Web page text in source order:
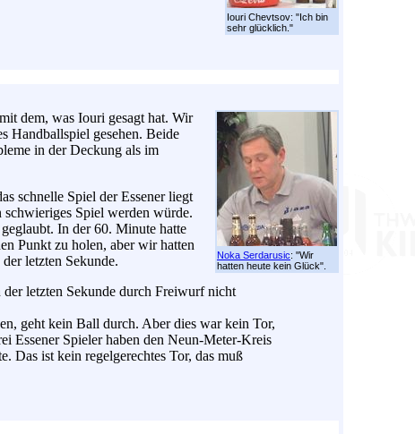
Iouri Chevtsov: "Ich bin
sehr glücklich."
Noka Serdarusic: "Wir
hatten heute kein Glück".
dem, was Iouri gesagt hat. Wir
Handballspiel gesehen. Beide
in der Deckung als im
schnelle Spiel der Essener liegt
Spiel werden würde.
In der 60. Minute hatte
Punkt zu holen, aber wir hatten
letzten Sekunde.
letzten Sekunde durch Freiwurf nicht
geht kein Ball durch. Aber dies war kein Tor,
Essener Spieler haben den Neun-Meter-Kreis
Das ist kein regelgerechtes Tor, das muß